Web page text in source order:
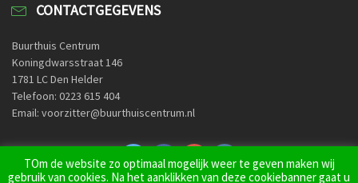
CONTACTGEGEVENS
Buurthuis Centrum
Koningdwarsstraat 146
1781 LC Den Helder
Telefoon: 0223 615 404
Email: voorzitter@buurthuiscentrum.nl
TOm de website zo optimaal mogelijk weer te geven maken wij
gebruik van cookies. Na het aanklikken van deze cookiebanner gaat u